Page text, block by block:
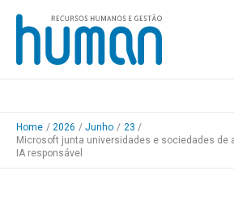
Skip
content
Home 2026 Junho
23
Microsoft junta universidades e sociedades de
IA responsável